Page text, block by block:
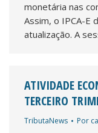
monetária nas
Assim, o IPCA-E
atualização. A
ATIVIDADE
TERCEIRO
TributaNews Por